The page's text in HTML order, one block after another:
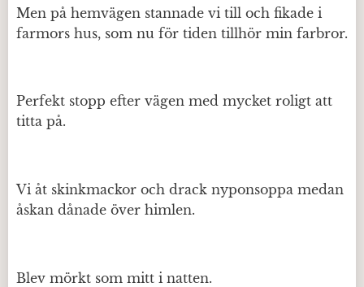
Men på hemvägen stannade vi till och fikade i
farmors hus, som nu för tiden tillhör min farbror.
Perfekt stopp efter vägen med mycket roligt att
titta på.
Vi åt skinkmackor och drack nyponsoppa medan
åskan dånade över himlen.
Blev mörkt som mitt i natten.